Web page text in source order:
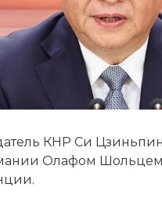
КНР Си
Олафом